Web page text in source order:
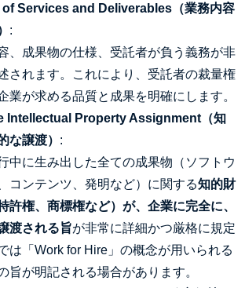
Services and Deliverables（業務内容
:
、成果物の仕様、受託者が負う義務が非
されます。これにより、受託者の裁量権
業が求める品質と成果を明確にします。
Intellectual Property Assignment（知
な譲渡） :
中に生み出した全ての成果物（ソフトウ
コンテンツ、発明など）に関する知的財
許権、商標権など）が、企業に完全に、
渡される旨が非常に詳細かつ厳格に規定
は「Work for Hire」の概念が用いられる
旨が明記される場合があります。